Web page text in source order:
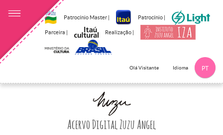
Patrocínio Master | Patrocínio |
Parceira | Realização |
Olá Visitante Idioma PT
Acervo Digital Zuzu Angel